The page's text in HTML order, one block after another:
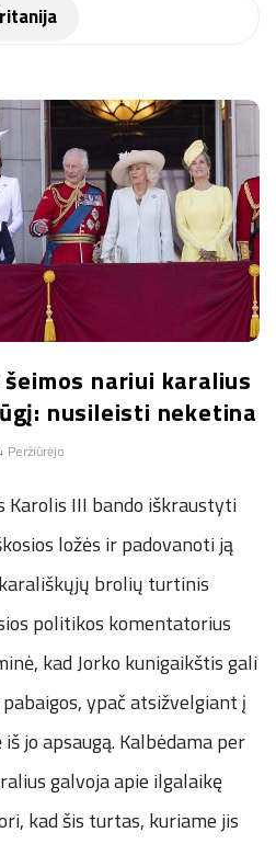
nariui karalius
nusileisti neketina
Peržiūrėjo
Karolis III bando iškraustyti
ložės ir padovanoti ją
brolių turtinis
politikos komentatorius
kad Jorko kunigaikštis gali
ypač atsižvelgiant į
jo apsaugą. Kalbėdama per
galvoja apie ilgalaikę
kad šis turtas, kuriame jis